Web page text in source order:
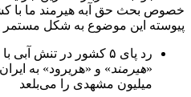
خصوص بحث حق آبه هیرمند ما با
پیوسته این موضوع به شکل
«هیرمند
میلیون مشهدی را می‌بلعد